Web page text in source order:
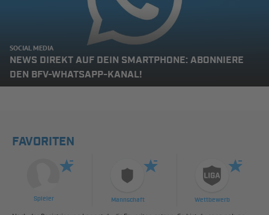
SOCIAL MEDIA
NEWS DIREKT AUF DEIN SMARTPHONE: ABONNIERE
DEN BFV-WHATSAPP-KANAL!
FAVORITEN
Spieler Mannschaft Wettbewerb